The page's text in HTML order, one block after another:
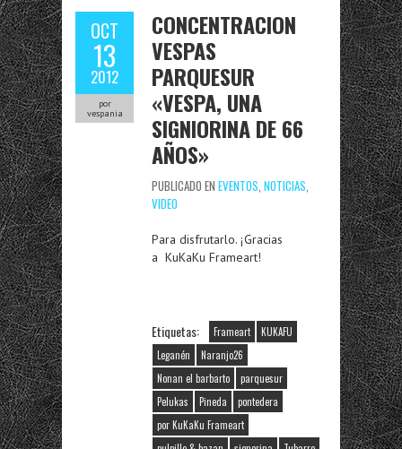
OCT
13
2012
por
vespania
CONCENTRACION
VESPAS
PARQUESUR
«VESPA, UNA
SIGNIORINA DE 66
AÑOS»
PUBLICADO EN EVENTOS, NOTICIAS,
VIDEO
Para disfrutarlo. ¡Gracias
a KuKaKu Frameart!
Etiquetas: Frameart
KUKAFU
Leganén
Naranjo26
Nonan el barbarto
parquesur
Pelukas
Pineda
pontedera
por KuKaKu Frameart